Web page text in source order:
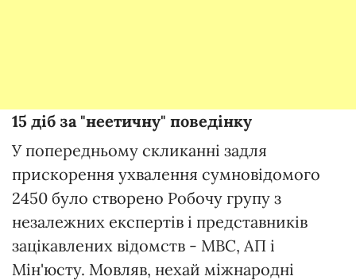
15 діб за "неетичну" поведінку
У попередньому скликанні задля
прискорення ухвалення сумновідомого
2450 було створено Робочу групу з
незалежних експертів і представників
зацікавлених відомств - МВС, АП і
Мін'юсту. Мовляв, нехай міжнародні